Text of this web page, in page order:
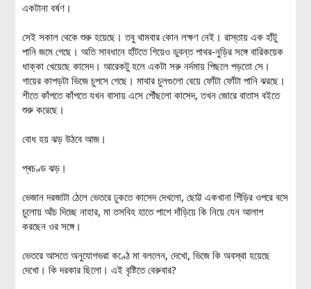
একটানা বর্ষণ।
সেই সকাল থেকে শুরু হয়েছে। তবু থামবার কোন লক্ষণ নেই। রাস্তায় এক হাঁটু
পানি জমে গেছে। অতি সাবধানে হাঁটতে গিয়েও ডুবন্ত পাথর-নুড়ির সঙ্গে বারিকয়েক
ধাক্কা খেয়েছে কাসেদ। আরেকটু হলে একটা সরু নর্দমায় পিছলে পড়তো সে।
গায়ের কাপড়টা ভিজে চুপসে গেছে। মাথার চুলগুলো বেয়ে ফোঁটা ফোঁটা পানি ঝরছে।
শীতে কাঁপতে কাঁপতে যখন বাসায় এসে পৌঁছলো কাসেদ, তখন জোরে বাতাস বইতে
শুরু করেছে।
বোধ হয় ঝড় উঠবে আজ।
প্ৰচণ্ড ঝড়।
ভেজান দরজাটা ঠেলে ভেতরে ঢুকতে কাসেদ দেখলো, ছোট্ট একখানা পিঁড়ির ওপরে বসে
চুলোয় আঁচ দিচ্ছে নাহার, মা তসবিহ হাতে পাশে দাঁড়িয়ে কি নিয়ে যেন আলাপ
করছেন ওর সঙ্গে।
ভেতরে আসতে অনুযোগভরা কণ্ঠে মা বললেন, দেখো, ভিজে কি অবস্থা হয়েছে
দেখো। কি দরকার ছিলো। এই বৃষ্টিতে বেরুবার?